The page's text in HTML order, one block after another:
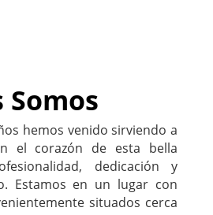
Somos
hemos venido sirviendo a
el corazón de esta bella
dedicación y
Estamos en un lugar con
situados cerca